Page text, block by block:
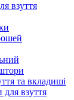
взуття
та вкладиші
взуття